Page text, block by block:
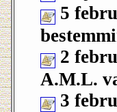
5
2
A.M.L.
3